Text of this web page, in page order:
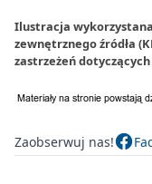
Ilustracja
zewnętrznego źródła
zastrzeżeń
Zaobserwuj nas!